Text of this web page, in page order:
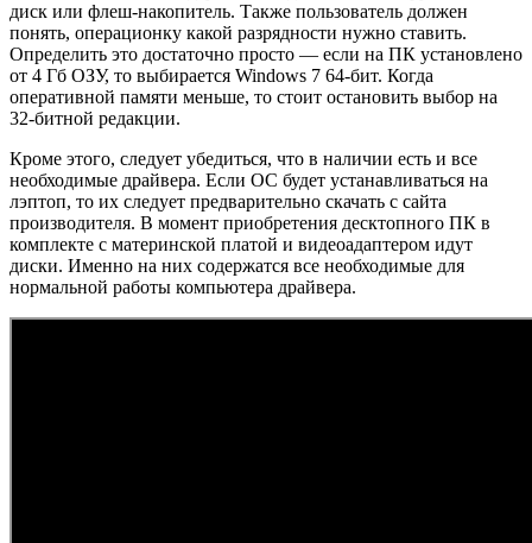
диск или флеш-накопитель. Также пользователь должен
понять, операционку какой разрядности нужно ставить.
Определить это достаточно просто — если на ПК установлено
от 4 Гб ОЗУ, то выбирается Windows 7 64-бит. Когда
оперативной памяти меньше, то стоит остановить выбор на
32-битной редакции.
Кроме этого, следует убедиться, что в наличии есть и все
необходимые драйвера. Если ОС будет устанавливаться на
лэптоп, то их следует предварительно скачать с сайта
производителя. В момент приобретения десктопного ПК в
комплекте с материнской платой и видеоадаптером идут
диски. Именно на них содержатся все необходимые для
нормальной работы компьютера драйвера.